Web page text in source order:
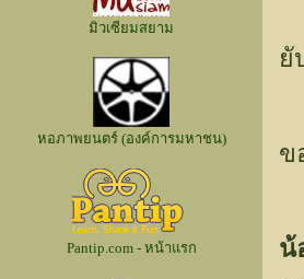
มิวเซียมสยาม
หอภาพยนตร์ (องค์การมหาชน)
Pantip.com - หน้าแรก
ยั
ข
น้